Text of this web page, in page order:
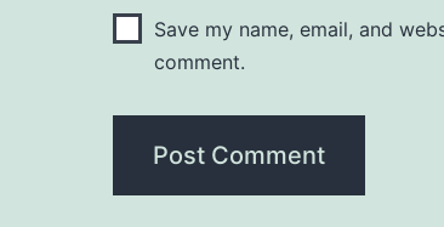
Save my name, email, and
comment.